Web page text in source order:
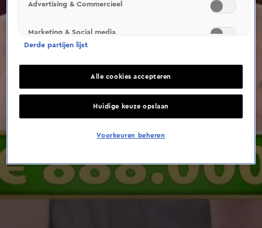
Advertising & Commercieel
Marketing & Social media
Derde partijen lijst
Alle cookies accepteren
Huidige keuze opslaan
Voorkeuren beheren